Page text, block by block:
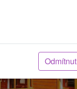
Odmítnut